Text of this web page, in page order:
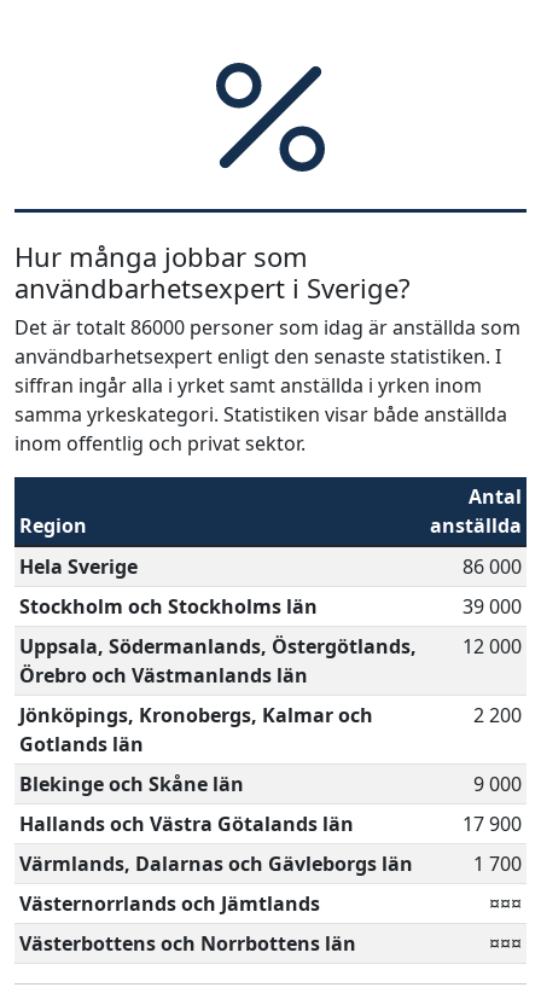
Hur många jobbar som
användbarhetsexpert i Sverige?
Det är totalt 86000 personer som idag är anställda som
användbarhetsexpert enligt den senaste statistiken. I
siffran ingår alla i yrket samt anställda i yrken inom
samma yrkeskategori. Statistiken visar både anställda
inom offentlig och privat sektor.
Region
Antal
anställda
Hela Sverige
86 000
Stockholm och Stockholms län
39 000
Uppsala, Södermanlands, Östergötlands,
Örebro och Västmanlands län
12 000
Jönköpings, Kronobergs, Kalmar och
Gotlands län
2 200
Blekinge och Skåne län
9 000
Hallands och Västra Götalands län
17 900
Värmlands, Dalarnas och Gävleborgs län
1 700
Västernorrlands och Jämtlands
¤¤¤
Västerbottens och Norrbottens län
¤¤¤